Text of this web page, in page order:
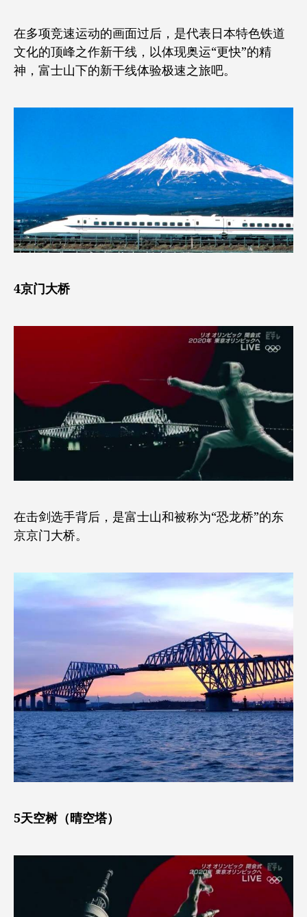
在多项竞速运动的画面过后，是代表日本特色铁道
文化的顶峰之作新干线，以体现奥运“更快”的精
神，富士山下的新干线体验极速之旅吧。
4京门大桥
在击剑选手背后，是富士山和被称为“恐龙桥”的东
京京门大桥。
5天空树（晴空塔）